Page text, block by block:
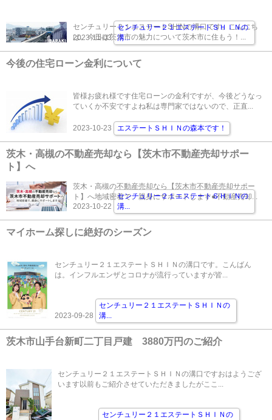
センチュリー２１エステートSHINの溝口です。こんにち
は。今日は茨木市の魅力について茨木市に住もう！...
2023-11-03
センチュリー２１エステートＳＨＩＮの
溝...
今後の住宅ローン金利について
皆様お疲れ様です住宅ローンの金利ですが、今後どうなっ
ていくか不安ですよね私は専門家ではないので、正直...
2023-10-23 エステートＳＨＩＮの森本です！
茨木・高槻の不動産売却なら【茨木市不動産売却サポー
ト】へ
茨木・高槻の不動産売却なら【茨木市不動産売却サポー
ト】へ地域密着で、親身にサポートします●不動産売却...
2023-10-22
センチュリー２１エステートＳＨＩＮの
溝...
マイホーム探しに絶好のシーズン
センチュリー２１エステートＳＨＩＮの溝口です。こんばん
は。インフルエンザとコロナが流行っていますが皆...
2023-09-28
センチュリー２１エステートＳＨＩＮの
溝...
茨木市山手台新町二丁目戸建 3880万円のご紹介
センチュリー２１エステートＳＨＩＮの溝口ですおはようござ
います以前もご紹介させていただきましたがここ...
センチュリー２１エステートＳＨＩＮの